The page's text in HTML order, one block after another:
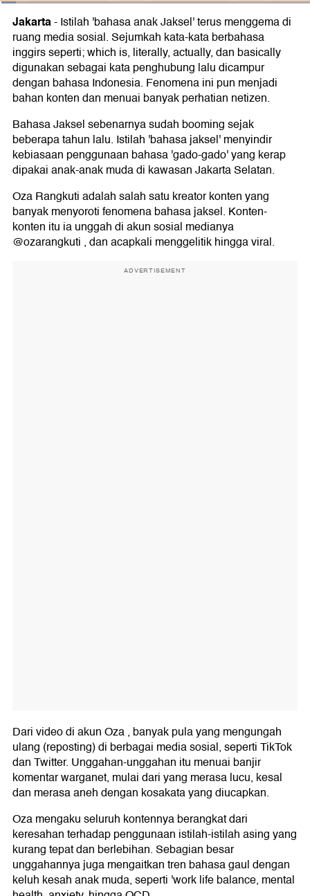
Jakarta-Istilah 'bahasa anak Jaksel' terus menggema di
ruang media sosial. Sejumkah kata-kata berbahasa
inggirs seperti; which is, literally, actually, dan basically
digunakan sebagai kata penghubung lalu dicampur
dengan bahasa Indonesia. Fenomena ini pun menjadi
bahan konten dan menuai banyak perhatian netizen.
Bahasa Jaksel sebenarnya sudah booming sejak
beberapa tahun lalu. Istilah 'bahasa jaksel' menyindir
kebiasaan penggunaan bahasa 'gado-gado' yang kerap
dipakai anak-anak muda di kawasan Jakarta Selatan.
Oza Rangkuti adalah salah satu kreator konten yang
banyak menyoroti fenomena bahasa jaksel. Konten-
konten itu ia unggah di akun sosial medianya
@ozarangkuti , dan acapkali menggelitik hingga viral.
ADVERTISEMENT
Dari video di akun Oza , banyak pula yang mengungah
ulang (reposting) di berbagai media sosial, seperti TikTok
dan Twitter. Unggahan-unggahan itu menuai banjir
komentar warganet, mulai dari yang merasa lucu, kesal
dan merasa aneh dengan kosakata yang diucapkan.
Oza mengaku seluruh kontennya berangkat dari
keresahan terhadap penggunaan istilah-istilah asing yang
kurang tepat dan berlebihan. Sebagian besar
unggahannya juga mengaitkan tren bahasa gaul dengan
keluh kesah anak muda, seperti 'work life balance, mental